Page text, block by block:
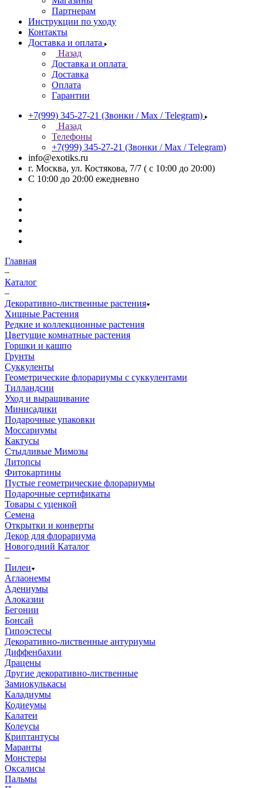
Партнерам
Инструкции по уходу
Контакты
Доставка и оплата
Назад
Доставка и оплата
Доставка
Оплата
Гарантии
+7(999) 345-27-21 (Звонки / Max / Telegram)
Назад
Телефоны
+7(999) 345-27-21 (Звонки / Max / Telegram)
info@exotiks.ru
г. Москва, ул. Костякова, 7/7 ( с 10:00 до 20:00)
С 10:00 до 20:00 ежедневно
Главная
–
Каталог
–
Декоративно-лиственные растения
Хищные Растения
Редкие и коллекционные растения
Цветущие комнатные растения
Горшки и кашпо
Грунты
Суккуленты
Геометрические флорариумы с суккулентами
Тилландсии
Уход и выращивание
Минисадики
Подарочные упаковки
Моссариумы
Кактусы
Стыдливые Мимозы
Литопсы
Фитокартины
Пустые геометрические флорариумы
Подарочные сертификаты
Товары с уценкой
Семена
Открытки и конверты
Декор для флорариума
Новогодний Каталог
–
Пилеи
Аглаонемы
Адениумы
Алоказии
Бегонии
Бонсай
Гипоэстесы
Декоративно-лиственные антуриумы
Диффенбахии
Драцены
Другие декоративно-лиственные
Замиокулькасы
Каладиумы
Кодиеумы
Калатеи
Колеусы
Криптантусы
Маранты
Монстеры
Оксалисы
Пальмы